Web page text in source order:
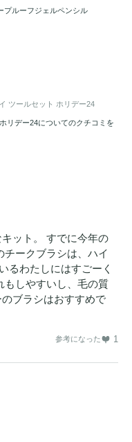
包み、癒しの旅へ導き
ラメをちりばめ、高揚
れた特別なアイテムで
プルーフジェルペンシル
ツールセット ホリデー24
リデー24についてのクチコミを
ット。 すでに今年の
ークブラシは、ハイ
るわたしにはすごーく
もしやすいし、毛の質
ブラシはおすすめで
参考になった 1